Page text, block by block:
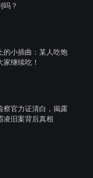
吗？
的小插曲：某人吃饱
家继续吃！
察官力证清白，揭露
凌旧案背后真相